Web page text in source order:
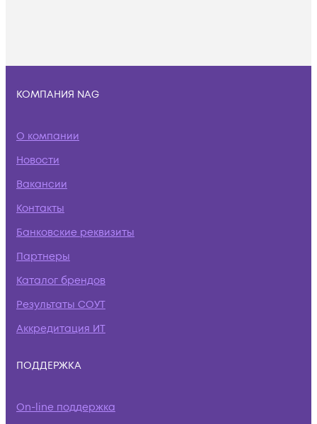
КОМПАНИЯ NAG
О компании
Новости
Вакансии
Контакты
Банковские реквизиты
Партнеры
Каталог брендов
Результаты СОУТ
Аккредитация ИТ
ПОДДЕРЖКА
On-line поддержка